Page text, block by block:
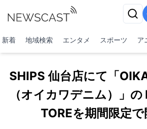
新着 地域検索 エンタメ スポーツ ア
SHIPS 仙台店にて「
（オイカワデニム）」
TOREを期間限定で